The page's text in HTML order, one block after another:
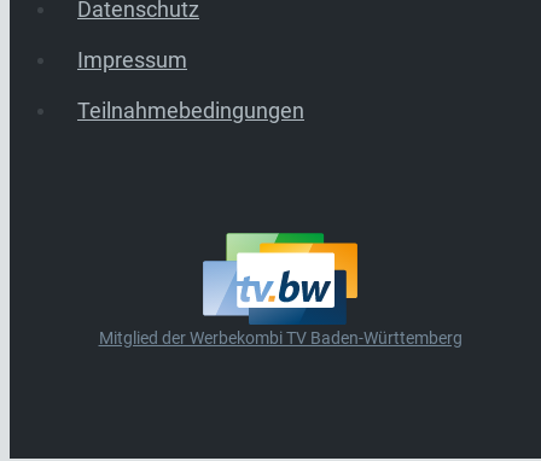
Datenschutz
Impressum
Teilnahmebedingungen
Mitglied der Werbekombi TV Baden-Württemberg